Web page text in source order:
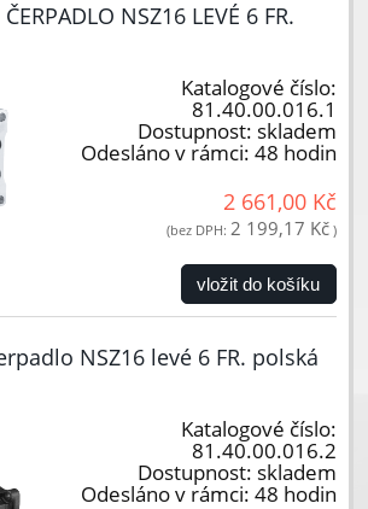
NSZ16 LEVÉ 6 FR.
Katalogové číslo:
81.40.00.016.1
Dostupnost: skladem
Odesláno v rámci: 48 hodin
2 661,00 Kč
(bez DPH: 2 199,17 Kč )
vložit do košíku
NSZ16 levé 6 FR. polská
Katalogové číslo:
81.40.00.016.2
Dostupnost: skladem
Odesláno v rámci: 48 hodin